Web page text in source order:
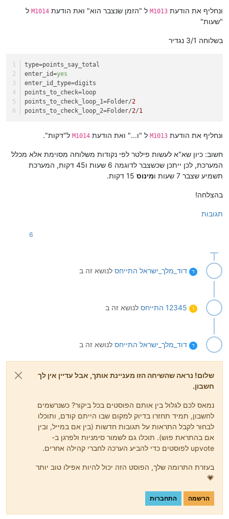
ונחליף את הודעת M1013 ל "הזמן שנצבר הוא" ואת הודעת M1014 ל
"שעות"
בשלוחה 3/1 נגדיר
type=points_say_total
enter_id=yes
enter_id_type=digits
points_to_check=loop
points_to_check_loop_1=Folder/2
points_to_check_loop_2=Folder/2/1
ונחליף את הודעת M1013 ל "ו..." ואת הודעת M1014 ל"דקות".
חשוב: כיון שא"א לעשות פילטר לפי נקודות משלוחה מסוימת אלא מכלל
המערכת, לכן ייתכן שכשצבר לדוגמה 6 שעות ו45 דקות, המערכת
תשמיע שצבר 7 שעות ו
מינוס
בהצלחה!
תגובות
6
ד דוד_מלך_ישראל התייחס לנושא זה ב
1
12345 התייחס לנושא זה ב
ד דוד_מלך_ישראל התייחס לנושא זה ב
שלום! נראה שהשיחה הזו מעניינת אותך, אבל עדיין אין לך
חשבון.
נמאס לכם לגלול בין אותם הפוסטים בכל ביקור? כשנרשמים
לחשבון, תמיד תחזרו בדיוק למקום שבו הייתם קודם, ותוכלו
לבחור לקבל התראות על תגובות חדשות (בין אם במייל, ובין
אם בהתראת פוש). תוכלו גם לשמור סימניות ולפרגן ב-
upvote לפוסטים כדי להביע הערכה לחברי קהילה אחרים.
בעזרת התרומה שלך, הפוסט הזה יכול להיות אפילו טוב יותר
💗
הרשמה התחברות